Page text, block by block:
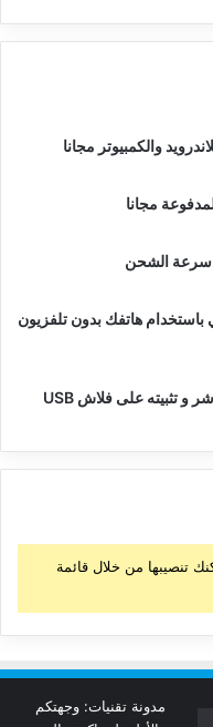
مجانا
هاتفك بدون تلفزيون
تحميل نسخة MacOS Sierra برابط مباشر و تثبيته على فلاش USB
تنصيبها من خلال قائمة
مدونة تقنيات: وجهتكم